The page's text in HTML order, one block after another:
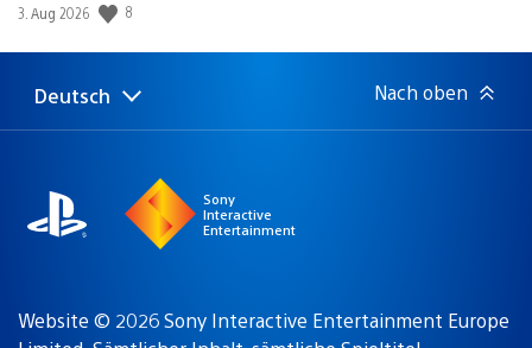
Veröffentlichungsdatum:
3. Aug 2026 8
Select
Aktuelle
Deutsch Nach oben
Sony
Interactive
Entertainment
Website © 2026 Sony Interactive Entertainment Europe